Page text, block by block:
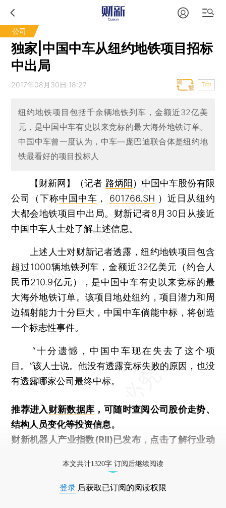
公司
独家|中国中车从纽约地铁项目招标
中出局
2017年08月30日 18:27 T中
纽约地铁项目包括千余辆地铁列车，金额近32亿美
元，是中国中车有史以来竞标的最大海外地铁订单。
中国中车曾一度认为，中车—庞巴迪联合体是纽约地
铁最看好的项目投标人
【财新网】（记者 路炳阳 ） 中国中车股份有限
公司（下称中国中车 ， 601766.SH ）近日从纽约
大都会地铁项目中出局。财新记者8月30日从接近
中国中车人士处了解上述信息。
上述人士对财新记者透露，纽约地铁项目包含
超过1000辆地铁列车，金额近32亿美元（约合人
民币210.9亿元），是中国中车有史以来竞标的最
大海外地铁订单。该项目地处纽约，项目潜力和周
边辐射能力十分巨大，中国中车倘能中标，将创造
一个标志性事件。
“十分遗憾，中国中车现在失去了这个项
目。”该人士说。他没有透露竞标失败的原因，也没
有透露哪家公司最终中标。
推荐进入财新数据库 ，可随时查阅公司股价走势、
结构人员变化等投资信息。
财新机器人产业指数(RII)已发布， 点击了解行业动
本文共计1320字 订阅后继续阅读
登录 后获取已订阅的阅读权限